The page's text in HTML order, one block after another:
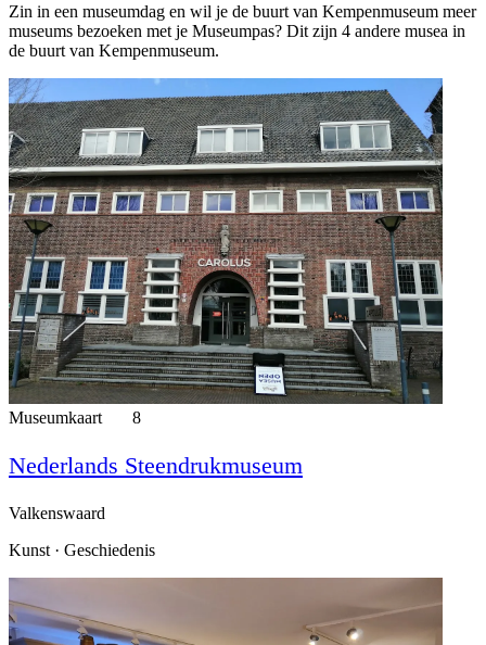
Zin in een museumdag en wil je de buurt van Kempenmuseum meer
museums bezoeken met je Museumpas? Dit zijn 4 andere musea in
de buurt van Kempenmuseum.
Museumkaart 8
Nederlands Steendrukmuseum
Valkenswaard
Kunst · Geschiedenis